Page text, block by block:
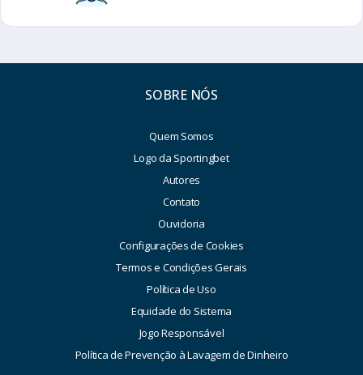
SOBRE NÓS
Quem Somos
Logo da Sportingbet
Autores
Contato
Ouvidoria
Configurações de Cookies
Termos e Condições Gerais
Política de Uso
Equidade do Sistema
Jogo Responsável
Política de Prevenção à Lavagem de Dinheiro